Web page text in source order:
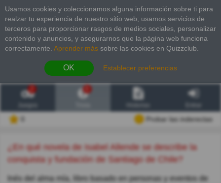
Usamos cookies y coleccionamos alguna información sobre ti para
realzar tu experiencia de nuestro sitio web; usamos servicios de
terceros para proporcionar rasgos de medios sociales, personalizar
contenido y anuncios, y asegurarnos que la página web funciona
correctamente. Aprender más sobre las cookies en Quizzclub.
OK Establecer preferencias
2
Probar las inderectas
¿En qué novela de Isabel Allende se describe la
conquista y fundación de Santiago de Chile?
Inés del alma mía, libro basado en personas y eventos de